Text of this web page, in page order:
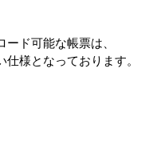
ド可能な帳票は、
様となっております。